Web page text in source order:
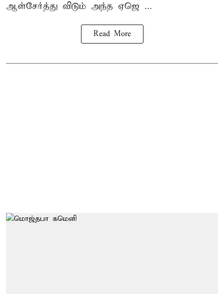
ஆள்சேர்த்து விடும் அந்த ஏஜெ ...
Read More